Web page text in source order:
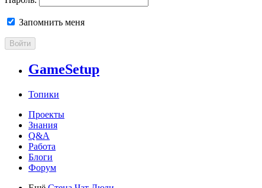
Запомнить меня
Войти
GameSetup
Топики
Проекты
Знания
Q&A
Работа
Блоги
Форум